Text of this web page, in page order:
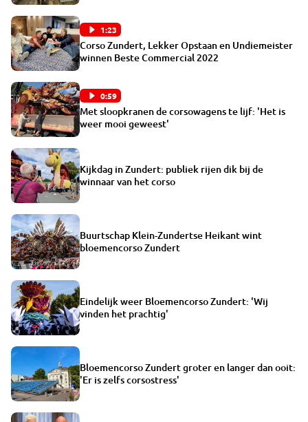
1:23
Corso Zundert, Lekker Opstaan en Undiemeister
winnen Beste Commercial 2022
0:59
Met sloopkranen de corsowagens te lijf: 'Het is
weer mooi geweest'
Kijkdag in Zundert: publiek rijen dik bij de
winnaar van het corso
Buurtschap Klein-Zundertse Heikant wint
bloemencorso Zundert
Eindelijk weer Bloemencorso Zundert: 'Wij
vinden het prachtig'
Bloemencorso Zundert groter en langer dan ooit:
'Er is zelfs corsostress'